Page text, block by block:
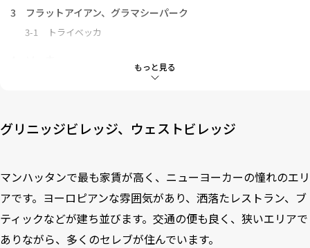
もっと見る
3
フラットアイアン、グラマシーパーク
3-1 トライベッカ
アッパーウェスト
グリニッジビレッジ、ウェストビレッジ
マンハッタンで最も家賃が高く、ニューヨーカーの憧れのエリ
アです。ヨーロピアンな雰囲気があり、洒落たレストラン、ブ
ティックなどが建ち並びます。交通の便も良く、狭いエリアで
ありながら、多くのセレブが住んでいます。